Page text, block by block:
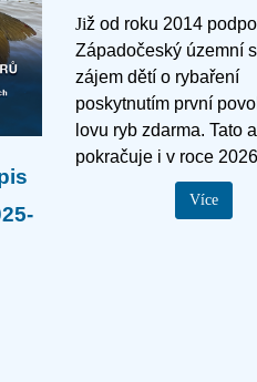
Již od roku 2014
Západočeský územní
zájem dětí o rybaření
poskytnutím první
lovu ryb zdarma. Tato
pokračuje i v roce
Více